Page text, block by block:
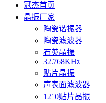
冠杰首页
晶振厂家
陶瓷谐振器
陶瓷滤波器
石英晶振
32.768KHz
贴片晶振
声表面滤波器
1210贴片晶振